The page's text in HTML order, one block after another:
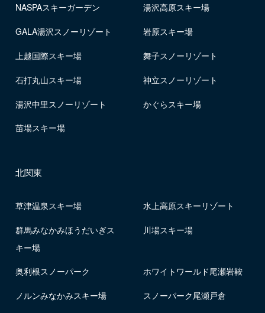
NASPAスキーガーデン 湯沢高原スキー場
GALA湯沢スノーリゾート 岩原スキー場
上越国際スキー場 舞子スノーリゾート
石打丸山スキー場 神立スノーリゾート
湯沢中里スノーリゾート かぐらスキー場
苗場スキー場
北関東
草津温泉スキー場 水上高原スキーリゾート
群馬みなかみほうだいぎス
キー場
川場スキー場
奥利根スノーパーク ホワイトワールド尾瀬岩鞍
ノルンみなかみスキー場 スノーパーク尾瀬戸倉